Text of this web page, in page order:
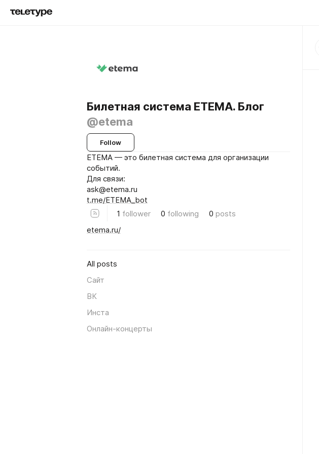
Билетная система ETEMA. Блог
@etema
Follow
ETEMA — это билетная система для организации
событий.
Для связи:
ask@etema.ru
t.me/ETEMA_bot
1 follower 0 following 0 posts
etema.ru/
All posts
Сайт
ВК
Инста
Онлайн-концерты